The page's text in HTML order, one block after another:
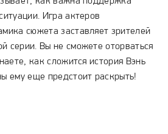
Игра актеров
сюжета заставляет зрителей
серии. Вы не сможете оторваться
как сложится история Вэнь
ему еще предстоит раскрыть!